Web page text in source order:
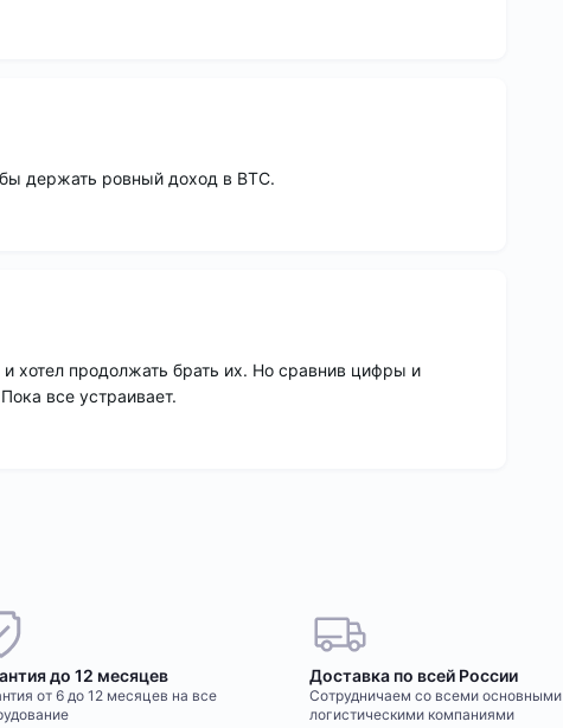
держать ровный доход в BTC.
хотел продолжать брать их. Но сравнив цифры и
все устраивает.
до 12 месяцев
от 6 до 12 месяцев на все
Доставка по всей России
Сотрудничаем со всеми основными
логистическими компаниями